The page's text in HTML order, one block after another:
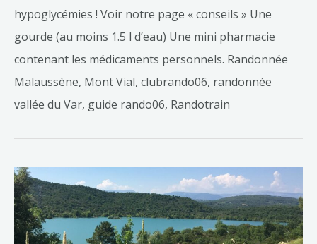
hypoglycémies ! Voir notre page « conseils » Une
gourde (au moins 1.5 l d’eau) Une mini pharmacie
contenant les médicaments personnels. Randonnée
Malaussène, Mont Vial, clubrando06, randonnée
vallée du Var, guide rando06, Randotrain